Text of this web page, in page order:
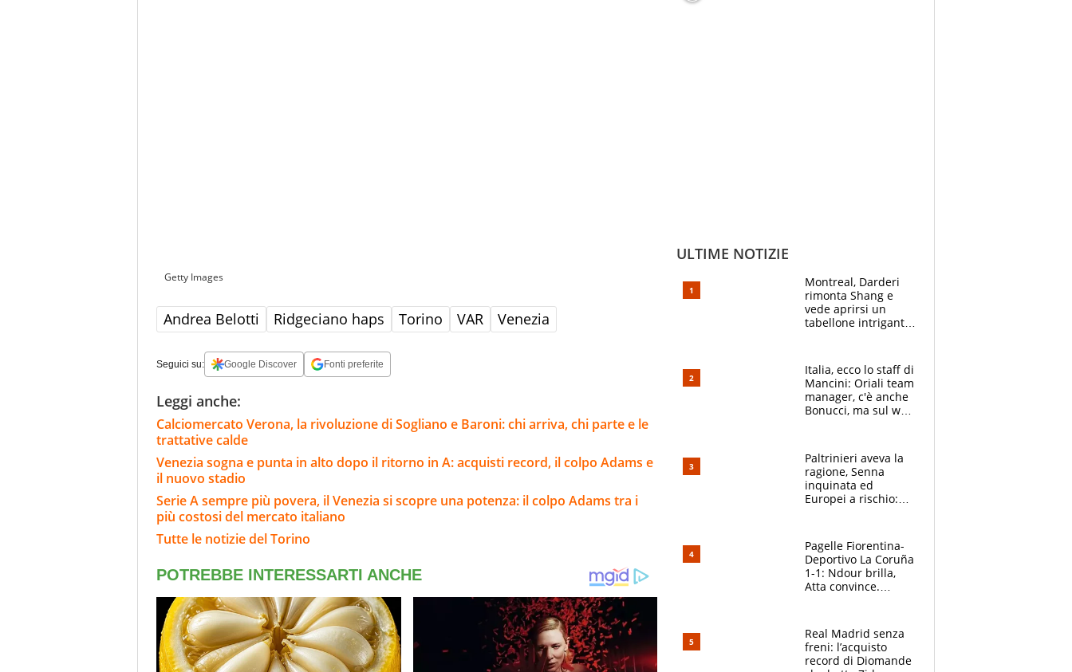
Getty Images
Andrea Belotti Ridgeciano haps Torino VAR Venezia
Seguici su: Google Discover Fonti preferite
Leggi anche:
Calciomercato Verona, la rivoluzione di Sogliano e Baroni: chi arriva, chi parte e le
trattative calde
Venezia sogna e punta in alto dopo il ritorno in A: acquisti record, il colpo Adams e
il nuovo stadio
Serie A sempre più povera, il Venezia si scopre una potenza: il colpo Adams tra i
più costosi del mercato italiano
Tutte le notizie del Torino
ULTIME NOTIZIE
Montreal, Darderi
rimonta Shang e
vede aprirsi un
tabellone intrigante:
felice del mio livello"
Italia, ecco lo staff di
Mancini: Oriali team
manager, c'è anche
Bonucci, ma sul web
Paltrinieri aveva la
ragione, Senna
inquinata ed
Europei a rischio:
adesso
Pagelle Fiorentina-
Deportivo La Coruña
1-1: Ndour brilla,
Atta convince.
Real Madrid senza
freni: l’acquisto
record di Diomande